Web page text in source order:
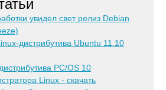
увидел свет релиз Debian
дистрибутива Ubuntu 11.10
PC/OS 10
Linux - скачать